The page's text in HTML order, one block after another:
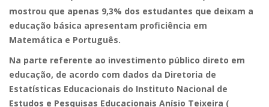
mostrou que apenas 9,3% dos estudantes que deixam a
educação básica apresentam proficiência em
Matemática e Português.
Na parte referente ao investimento público direto em
educação, de acordo com dados da Diretoria de
Estatísticas Educacionais do Instituto Nacional de
Estudos e Pesquisas Educacionais Anísio Teixeira (